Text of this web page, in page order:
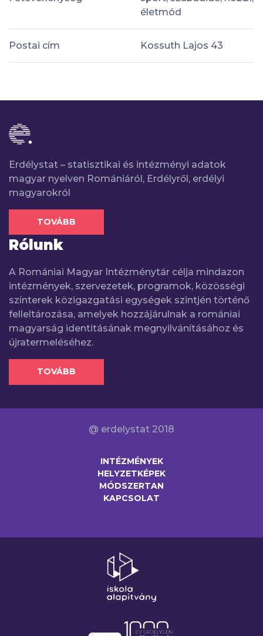
életmód
Postai cím Kossuth Lajos 43
Erdélystat – statisztikai és intézményi adatok
magyar nyelven Romániáról, Erdélyről, erdélyi
magyarokról
TOVÁBB
Rólunk
A Romániai Magyar Intézménytár célja mindazon
intézmények, szervezetek, programok, közösségi
színterek közigazgatási egységek szintjén történő
felleltározása, amelyek hozzájárulnak a romániai
magyarság identitásának megnyilvánításához és
újratermeléséhez.
TOVÁBB
@ erdelystat 2018
INTÉZMÉNYEK
HELYZETKÉPEK
MÓDSZERTAN
KAPCSOLAT